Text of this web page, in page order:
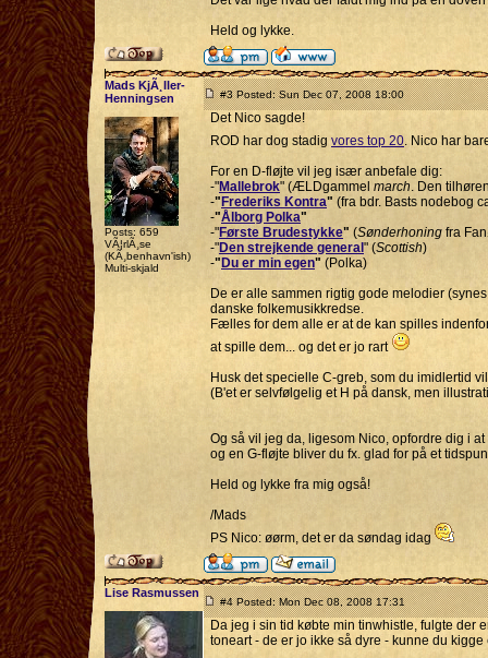
Held og lykke.
Mads KjÃ¸ller-
Henningsen
Posts: 659
VÃ¦rlÃ¸se
(KÃ¸benhavn'ish)
Multi-skjald
#3 Posted: Sun Dec 07, 2008 18:00
Det Nico sagde!
ROD har dog stadig vores top 20. Nico har
For en D-fløjte vil jeg især anbefale dig:
-"Mallebrok" (ÆLDgammel march. Den
-" Frederiks Kontra" (fra bdr. Basts nodebog
-"Ålborg Polka"
-"Første Brudestykke" (Sønderhoning fra
-"Den strejkende general " (Scottish)
-" Du er min egen" (Polka)
De er alle sammen rigtig gode melodier
danske folkemusikkredse.
Fælles for dem alle er at de kan spilles
at spille dem... og det er jo rart
Husk det specielle C-greb, som du imidlertid
(B'et er selvfølgelig et H på dansk, men
Og så vil jeg da, ligesom Nico, opfordre dig i
og en G-fløjte bliver du fx. glad for på et
Held og lykke fra mig også!
/Mads
PS Nico: øørm, det er da søndag idag
Lise Rasmussen
#4 Posted: Mon Dec 08, 2008 17:31
Da jeg i sin tid købte min tinwhistle, fulgte der
toneart - de er jo ikke så dyre - kunne du